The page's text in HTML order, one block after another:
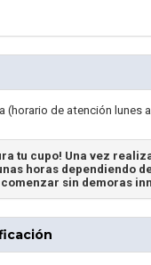
de atención lunes
tu cupo! Una vez
horas dependiendo
sin demoras